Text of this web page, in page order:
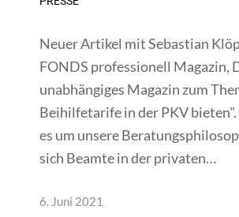
Neuer Artikel mit Sebastian
FONDS professionell Magazin,
unabhängiges Magazin zum
Beihilfetarife in der PKV
es um unsere
sich Beamte in der privaten…
6. Juni 2021